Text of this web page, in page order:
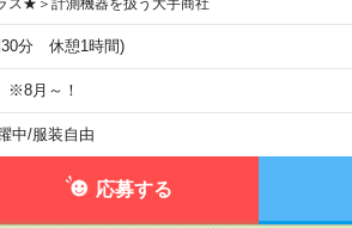
30分 休憩1時間)
※8月～！
中/服装自由
応募する